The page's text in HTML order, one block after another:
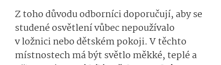
Z toho důvodu odborníci doporučují, aby se
studené osvětlení vůbec nepoužívalo
v ložnici nebo dětském pokoji. V těchto
místnostech má být světlo měkké, teplé a